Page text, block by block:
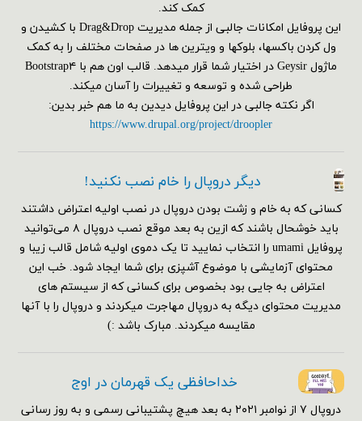
کمک کند.
این پروفایل امکانات جالبی از جمله مدیریت Drag&Drop با کشیدن و
ول کردن باکسها، بلوکها و ویترین ها در صفحات مختلف را به کمک
ماژول Geysir در اختیار شما قرار میدهد. قالب اون هم با Bootstrap۴
طراحی شده و توسعه و تغییرات را آسان میکند.
اگر نکته جالبی در این پروفایل دیدین به ما هم خبر بدین:
https://www.drupal.org/project/droopler
دیگر دروپال را خام نصب نکنید!
کسانی که به خام و زشت بودن دروپال در نصب اولیه اعتراض داشتند
باید خوشحال باشند که ازین به بعد موقع نصب دروپال ۸ می‌توانید
پروفایل umami را انتخاب نمایید تا یک دموی اولیه شامل قالب زیبا و
محتوای آزمایشی با موضوع آشپزی برای شما ایجاد شود. خب این
اعتراض به جایی بود بخصوص برای کسانی که از سیستم های
مدیریت محتوای دیگه به دروپال مهاجرت میکردند و دروپال را با آنها
مقایسه میکردند. مبارک باشد :)
خداحافظی یک قهرمان در اوج
دروپال ۷ از نوامبر ۲۰۲۱ به بعد هیچ پشتیبانی رسمی و به روز رسانی